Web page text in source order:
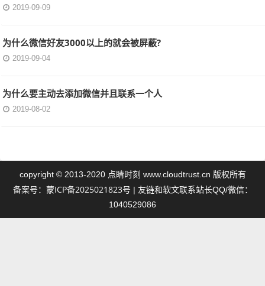
2019-09-09
为什么微信好友3000以上的就会被屏蔽?
2019-09-04
为什么要主动去添加微信并且联系一个人
2019-08-02
copyright © 2013-2020 点睛时刻 www.cloudtrust.cn 版权所有
备案号： 蒙ICP备2025021823号 | 友链和软文联系站长QQ/微信：
1040529086